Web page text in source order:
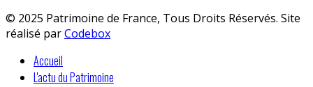
© 2025 Patrimoine de France, Tous Droits Réservés. Site
réalisé parCodebox
Accueil
L'actu du Patrimoine